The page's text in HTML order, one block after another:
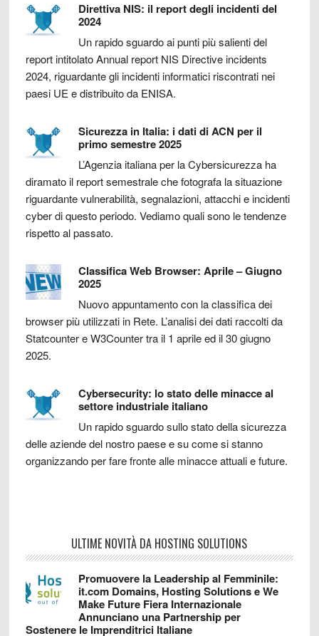
Direttiva NIS: il report degli incidenti del
2024
Un rapido sguardo ai punti più salienti del
report intitolato Annual report NIS Directive incidents
2024, riguardante gli incidenti informatici riscontrati nei
paesi UE e distribuito da ENISA.
Sicurezza in Italia: i dati di ACN per il
primo semestre 2025
L’Agenzia italiana per la Cybersicurezza ha
diramato il report semestrale che fotografa la situazione
riguardante vulnerabilità, segnalazioni, attacchi e incidenti
cyber di questo periodo. Vediamo quali sono le tendenze
rispetto al passato.
Classifica Web Browser: Aprile – Giugno
2025
Nuovo appuntamento con la classifica dei
browser più utilizzati in Rete. L’analisi dei dati raccolti da
Statcounter e W3Counter tra il 1 aprile ed il 30 giugno
2025.
Cybersecurity: lo stato delle minacce al
settore industriale italiano
Un rapido sguardo sullo stato della sicurezza
delle aziende del nostro paese e su come si stanno
organizzando per fare fronte alle minacce attuali e future.
ULTIME NOVITÀ DA HOSTING SOLUTIONS
Promuovere la Leadership al Femminile:
it.com Domains, Hosting Solutions e We
Make Future Fiera Internazionale
Annunciano una Partnership per
Sostenere le Imprenditrici Italiane